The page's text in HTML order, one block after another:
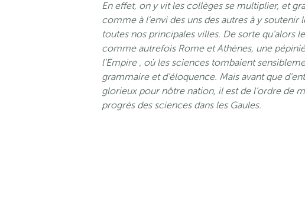
En effet, on y vit les collèges se multiplier, et
comme à l’envi des uns des autres à y
toutes nos principales villes. De sorte qu’alors
comme autrefois Rome et Athènes, une
l’Empire , où les sciences tombaient
grammaire et d’éloquence. Mais avant que
glorieux pour nôtre nation, il est de l’ordre de
progrès des sciences dans les Gaules.